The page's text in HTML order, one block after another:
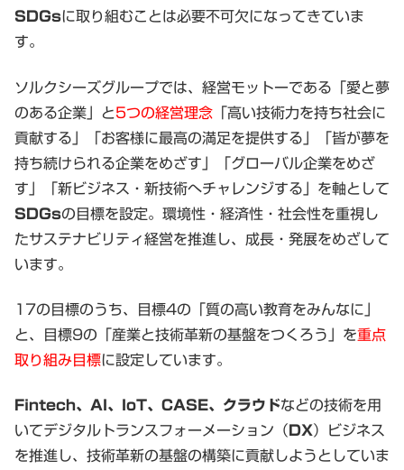
SDGsに取り組むことは必要不可欠になってきていま
す。
ソルクシーズグループでは、経営モットーである「愛と夢
のある企業」と5つの経営理念 「高い技術力を持ち社会に
貢献する」「お客様に最高の満足を提供する」「皆が夢を
持ち続けられる企業をめざす」「グローバル企業をめざ
す」「新ビジネス・新技術へチャレンジする」を軸として
SDGsの目標を設定。環境性・経済性・社会性を重視し
たサステナビリティ経営を推進し、成長・発展をめざして
います。
17の目標のうち、目標4の「質の高い教育をみんなに」
と、目標9の「産業と技術革新の基盤をつくろう」を重点
取り組み目標に設定しています。
Fintech、AI、IoT、CASE、クラウドなどの技術を用
いてデジタルトランスフォーメーション（ DX）ビジネス
を推進し、技術革新の基盤の構築に貢献しようとしていま